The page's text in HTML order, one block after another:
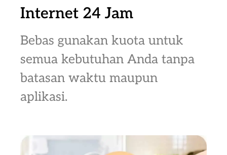
Internet 24 Jam
Bebas gunakan kuota untuk
semua kebutuhan Anda tanpa
batasan waktu maupun
aplikasi.